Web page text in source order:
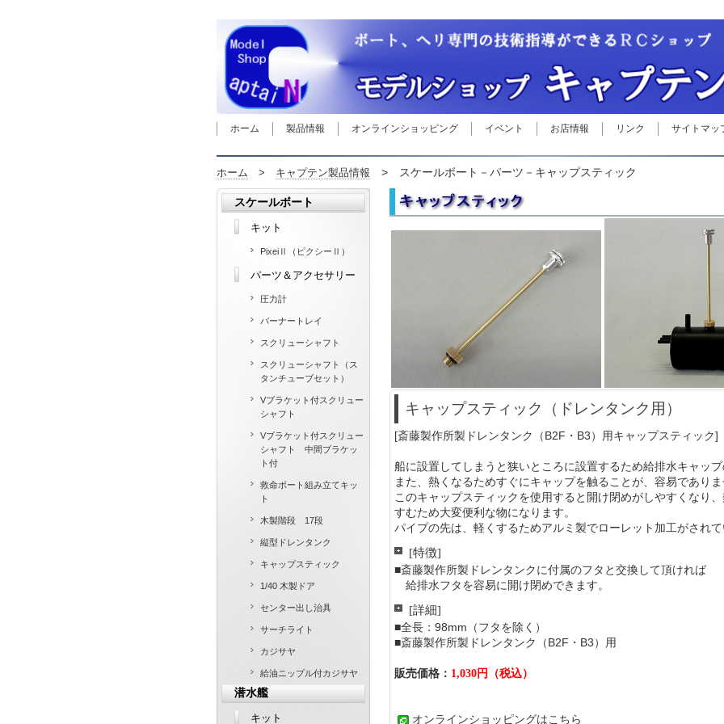
ホーム 製品情報 オンラインショッピング イベント お店情報 リンク サイトマッ
ホーム > キャプテン製品情報 > スケールボート－パーツ－キャップスティック
キャップスティック（ドレンタンク用）
[斎藤製作所製ドレンタンク（B2F・B3）用キャップスティック]
船に設置してしまうと狭いところに設置するため給排水キャッ
また、熱くなるためすぐにキャップを触ることが、容易であり
このキャップスティックを使用すると開け閉めがしやすくなり
すむため大変便利な物になります。
パイプの先は、軽くするためアルミ製でローレット加工がされ
[特徴]
■斎藤製作所製ドレンタンクに付属のフタと交換して頂ければ
給排水フタを容易に開け閉めできます。
[詳細]
■全長：98mm（フタを除く）
■斎藤製作所製ドレンタンク（B2F・B3）用
販売価格： 1,030 円（税込）
オンラインショッピングはこちら
スケールボート
キット
PixeiⅡ（ピクシーⅡ）
パーツ＆アクセサリー
圧力計
バーナートレイ
スクリューシャフト
スクリューシャフト（ス
タンチューブセット）
Vブラケット付スクリュー
シャフト
Vブラケット付スクリュー
シャフト 中間ブラケッ
ト付
救命ボート組み立てキッ
ト
木製階段 17段
縦型ドレンタンク
キャップスティック
1/40 木製ドア
センター出し治具
サーチライト
カジサヤ
給油ニップル付カジサヤ
潜水艦
キット